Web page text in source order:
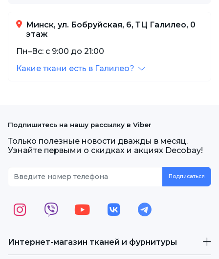
Минск, ул. Бобруйская, 6, ТЦ Галилео, 0
этаж
Пн–Вс: с 9:00 до 21:00
Какие ткани есть в Галилео?
Интернет-магазин тканей и фурнитуры
Подпишитесь на нашу рассылку в Viber
Только полезные новости дважды в месяц.
Узнайте первыми о скидках и акциях Decobay!